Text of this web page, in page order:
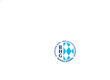
Hauptamt
Bezirks- und